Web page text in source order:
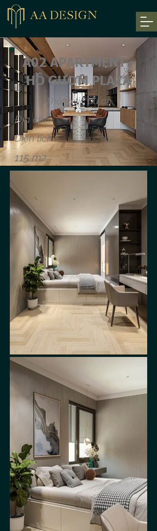
A02 APARTMENT -
HỒ GƯƠM PLAZA
Thông tin dự án
Địa chỉ :
Diện tích :
115 m2
- Hà Đông